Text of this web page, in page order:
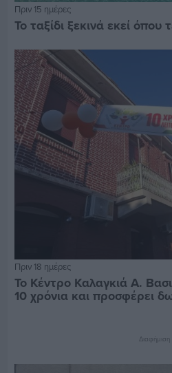
Πριν 15 ημέρες
Το ταξίδι ξεκινά εκεί όπου
Πριν 18 ημέρες
Το Κέντρο Καλαγκιά Α.
10 χρόνια και προσφέρει
Διαφήμιση